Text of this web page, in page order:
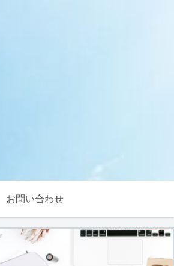
お問い合わせ